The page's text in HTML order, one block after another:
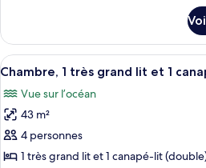
en
front
de
mer
(Gala)
le
type
de
Suite,
chambre,
en
front
Afficher
toutes
les
photos
pour
ce
14
Chambre, 1 très grand lit et 1
Vue sur l’océan
43 m²
4 personnes
1 très grand lit et 1 canapé-lit